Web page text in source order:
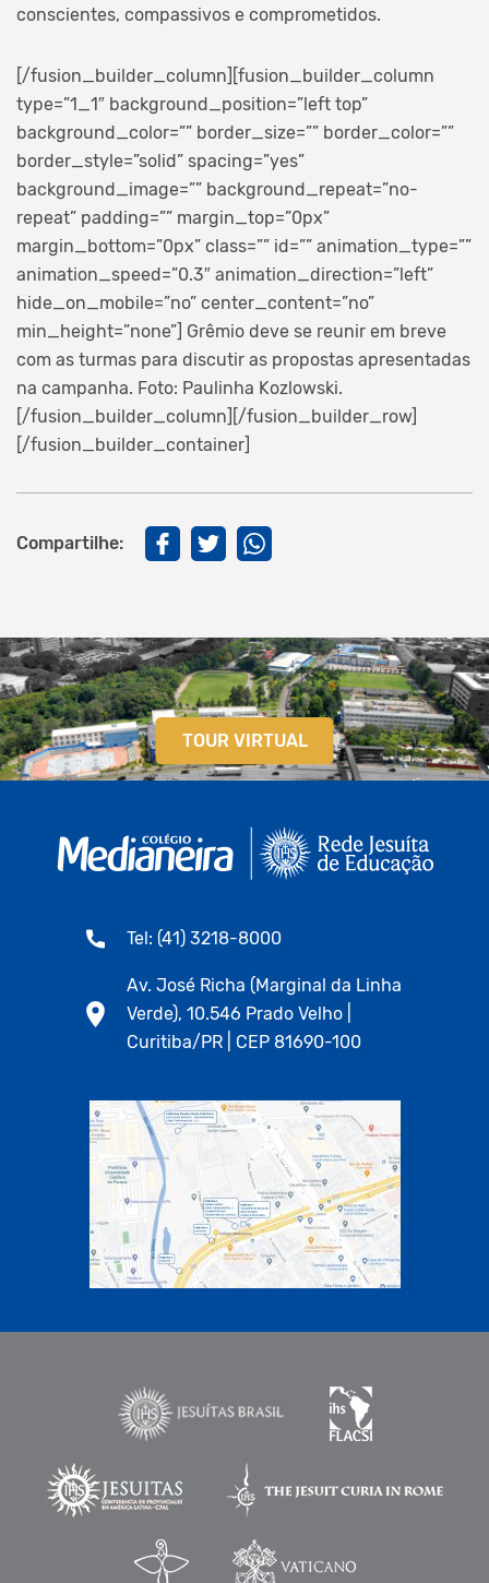
conscientes, compassivos e comprometidos.
[/fusion_builder_column][fusion_builder_column
type=”1_1″ background_position=”left top”
background_color=”” border_size=”” border_color=””
border_style=”solid” spacing=”yes”
background_image=”” background_repeat=”no-
repeat” padding=”” margin_top=”0px”
margin_bottom=”0px” class=”” id=”” animation_type=””
animation_speed=”0.3″ animation_direction=”left”
hide_on_mobile=”no” center_content=”no”
min_height=”none”] Grêmio deve se reunir em breve
com as turmas para discutir as propostas apresentadas
na campanha. Foto: Paulinha Kozlowski.
[/fusion_builder_column][/fusion_builder_row]
[/fusion_builder_container]
Compartilhe:
TOUR VIRTUAL
Tel: (41) 3218-8000
Av. José Richa (Marginal da Linha
Verde), 10.546 Prado Velho |
Curitiba/PR | CEP 81690-100